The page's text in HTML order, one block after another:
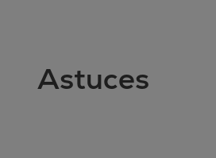
Astuces